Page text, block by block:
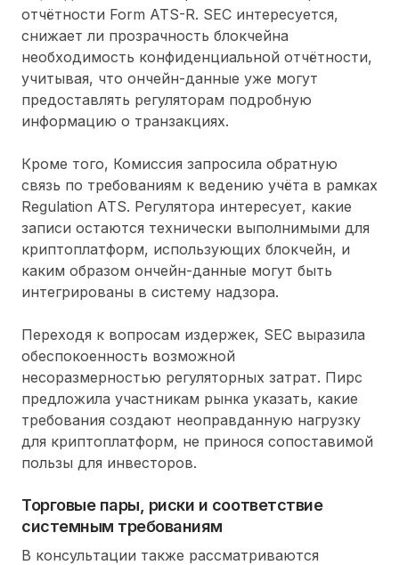
отчётности Form ATS-R. SEC интересуется,
снижает ли прозрачность блокчейна
необходимость конфиденциальной отчётности,
учитывая, что ончейн-данные уже могут
предоставлять регуляторам подробную
информацию о транзакциях.
Кроме того, Комиссия запросила обратную
связь по требованиям к ведению учёта в рамках
Regulation ATS. Регулятора интересует, какие
записи остаются технически выполнимыми для
криптоплатформ, использующих блокчейн, и
каким образом ончейн-данные могут быть
интегрированы в систему надзора.
Переходя к вопросам издержек, SEC выразила
обеспокоенность возможной
несоразмерностью регуляторных затрат. Пирс
предложила участникам рынка указать, какие
требования создают неоправданную нагрузку
для криптоплатформ, не принося сопоставимой
пользы для инвесторов.
Торговые пары, риски и соответствие
системным требованиям
В консультации также рассматриваются